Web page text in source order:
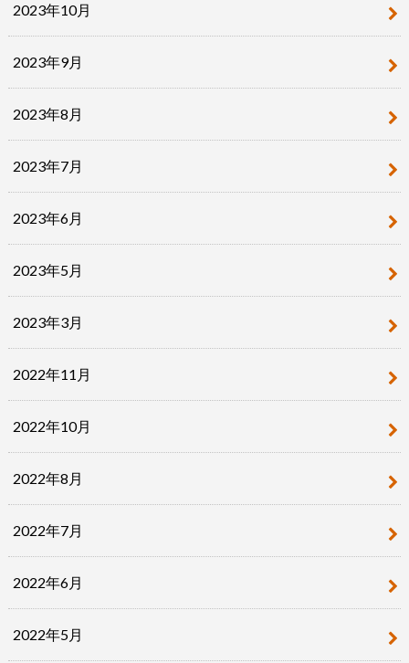
2023年10月
2023年9月
2023年8月
2023年7月
2023年6月
2023年5月
2023年3月
2022年11月
2022年10月
2022年8月
2022年7月
2022年6月
2022年5月